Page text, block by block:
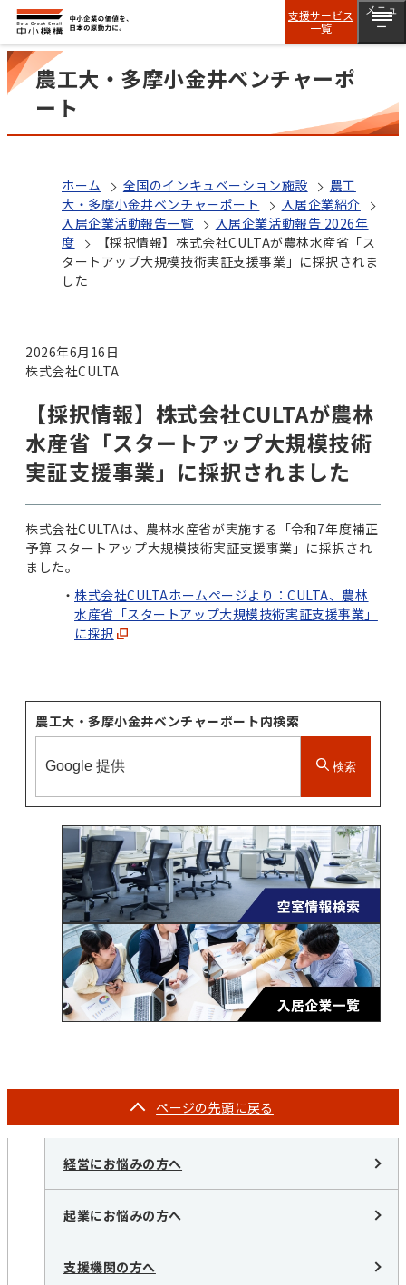
支援サービス
一覧
メニュ
ー
農工大・多摩小金井ベンチャーポ
ート
ホーム 全国のインキュベーション施設
農工
大・多摩小金井ベンチャーポート
入居企業紹介
入居企業活動報告一覧
入居企業活動報告 2026年
度
【採択情報】株式会社CULTAが農林水産省「ス
タートアップ大規模技術実証支援事業」に採択されま
した
2026年6月16日
株式会社CULTA
【採択情報】株式会社CULTAが農林
水産省「スタートアップ大規模技術
実証支援事業」に採択されました
株式会社CULTAは、農林水産省が実施する「令和7年度補正
予算 スタートアップ大規模技術実証支援事業」に採択され
ました。
株式会社CULTAホームページより：CULTA、農林
水産省「スタートアップ大規模技術実証支援事業」
に採択
農工大・多摩小金井ベンチャーポート内検索
検索
ページの先頭に戻る
経営にお悩みの方へ
起業にお悩みの方へ
支援機関の方へ